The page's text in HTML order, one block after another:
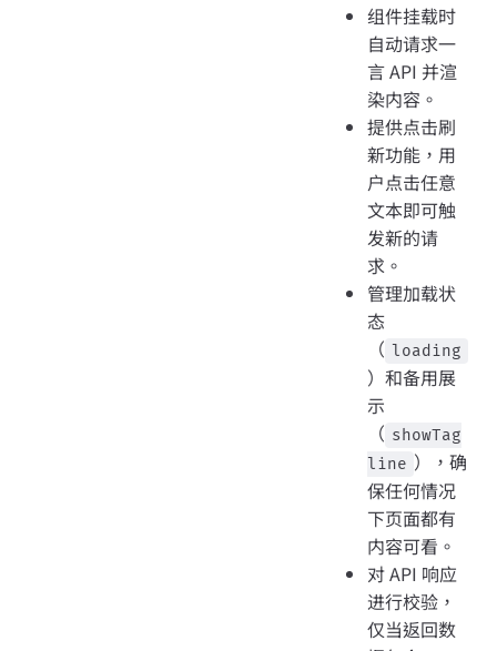
组件挂载时
自动请求一
言 API 并渲
染内容。
提供点击刷
新功能，用
户点击任意
文本即可触
发新的请
求。
管理加载状
态
（ loading
）和备用展
示
（ showTag
line ），确
保任何情况
下页面都有
内容可看。
对 API 响应
进行校验，
仅当返回数